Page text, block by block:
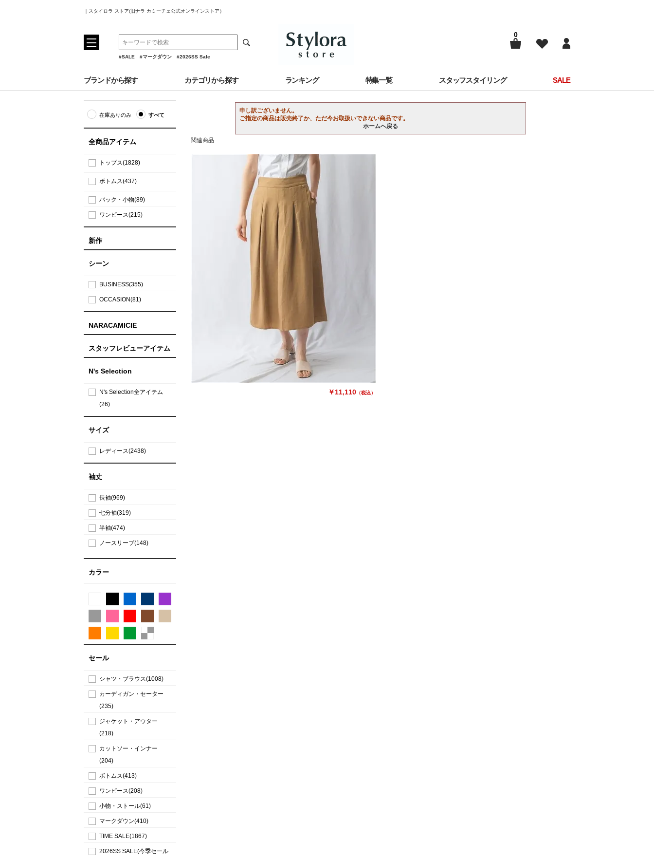
｜スタイロラ ストア(旧ナラ カミーチェ公式オンラインストア）
#SALE #マークダウン #2026SS Sale
0
ブランドから探す カテゴリから探す ランキング 特集一覧 スタッフスタイリング SALE
申し訳ございません。
ご指定の商品は販売終了か、ただ今お取扱いできない商品です。
ホームへ戻る
関連商品
￥11,110 （税込）
在庫ありのみ すべて
全商品アイテム
トップス(1828)
ボトムス(437)
バック・小物(89)
ワンピース(215)
新作
シーン
BUSINESS(355)
OCCASION(81)
NARACAMICIE
スタッフレビューアイテム
N's Selection
N's Selection全アイテム
(26)
サイズ
レディース(2438)
袖丈
長袖(969)
七分袖(319)
半袖(474)
ノースリーブ(148)
カラー
セール
シャツ・ブラウス(1008)
カーディガン・セーター
(235)
ジャケット・アウター
(218)
カットソー・インナー
(204)
ボトムス(413)
ワンピース(208)
小物・ストール(61)
マークダウン(410)
TIME SALE(1867)
2026SS SALE(今季セール